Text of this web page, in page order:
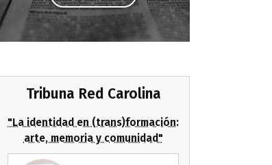
Tribuna Red Carolina
"La identidad en (trans)formación:
arte, memoria y comunidad"